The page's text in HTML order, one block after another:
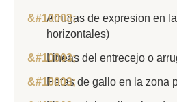
Arrugas de expresion en
horizontales)
Lineas del entrecejo o
Patas de gallo en la zona